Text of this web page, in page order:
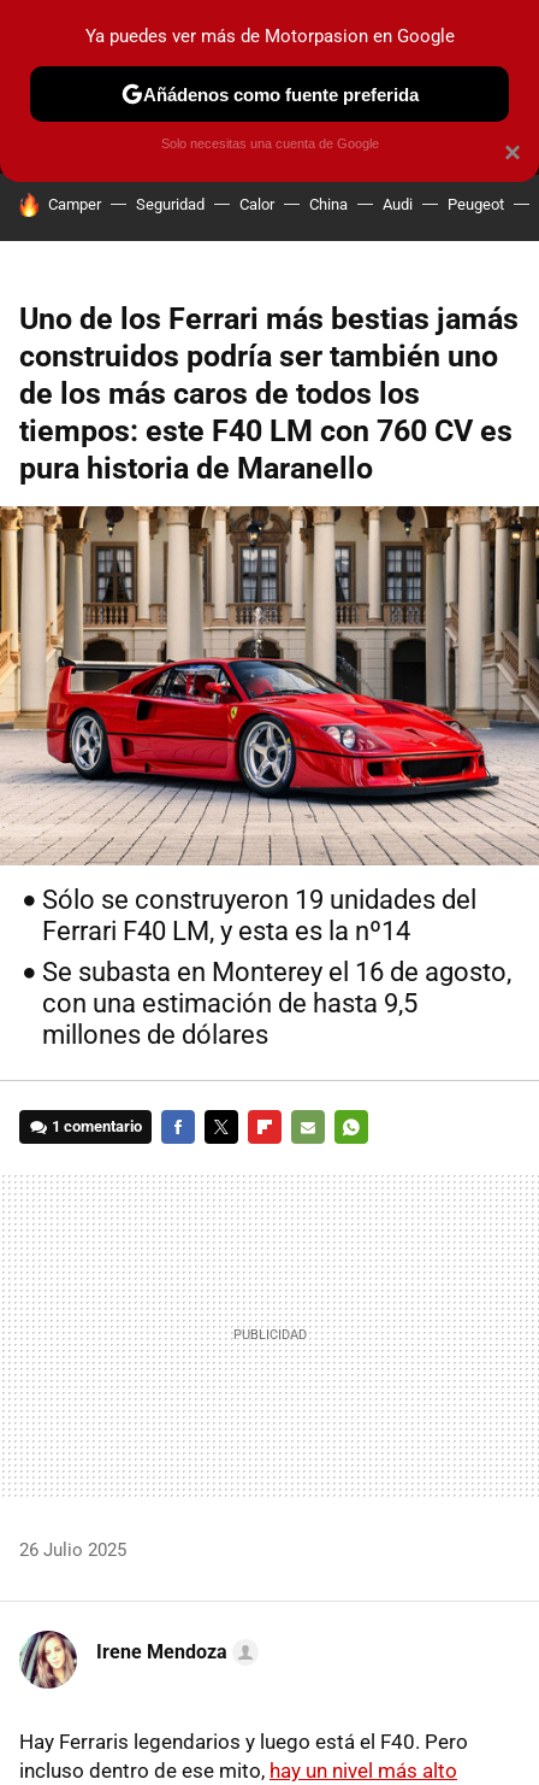
MENÚ NUEVO
COCHES ELÉCTRICOS OBSERVATORIO
HOY SE HABLA DE
Camper Seguridad Calor China Audi Peugeot
Uno de los Ferrari más bestias jamás
construidos podría ser también uno
de los más caros de todos los
tiempos: este F40 LM con 760 CV es
pura historia de Maranello
Sólo se construyeron 19 unidades del
Ferrari F40 LM, y esta es la nº14
Se subasta en Monterey el 16 de agosto,
con una estimación de hasta 9,5
millones de dólares
1 comentario
MAIL
26 Julio 2025
Irene Mendoza
Hay Ferraris legendarios y luego está el F40. Pero
incluso dentro de ese mito, hay un nivel más alto
×
Ya puedes ver más de Motorpasion en Google
Añádenos como fuente preferida
Solo necesitas una cuenta de Google